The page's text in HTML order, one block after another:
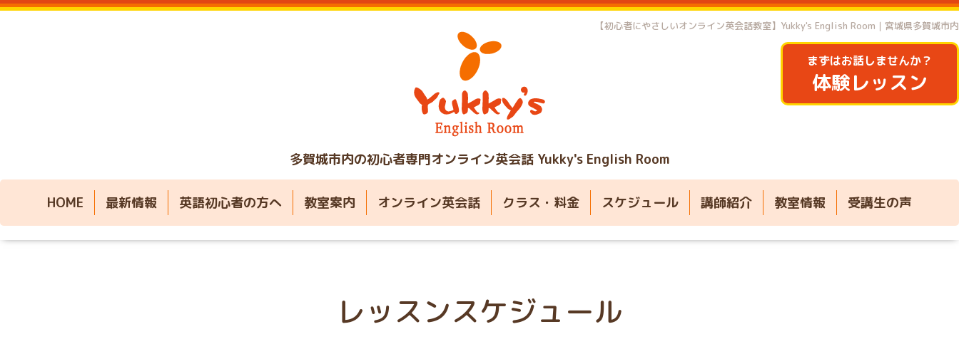
多賀城市内の初心者専門オンライン英会話 Yukky's English Room
【初心者にやさしいオンライン英会話教室】Yukky's English Room｜宮城県多賀城市内
まずはお話しませんか？
体験レッスン
HOME 最新情報 英語初心者の方へ 教室案内 オンライン英会話 クラス・料金 スケジュール 講師紹介 教室情報 受講生の声
レッスンスケジュール